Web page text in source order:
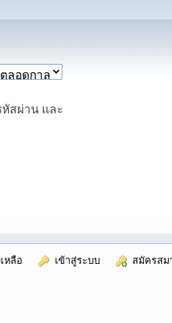
หัสผ่าน และ
หลือ เข้าสู่ระบบ สมัครสม